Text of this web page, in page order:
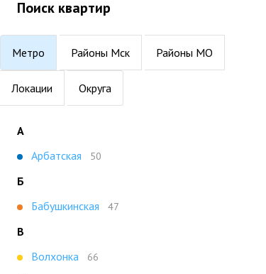
Поиск квартир
Метро Районы Мск Районы МО
Локации Округа
А
Арбатская
50
Б
Бабушкинская
47
В
Волхонка
66